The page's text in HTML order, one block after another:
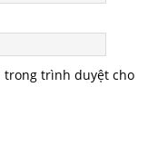
trong trình duyệt cho